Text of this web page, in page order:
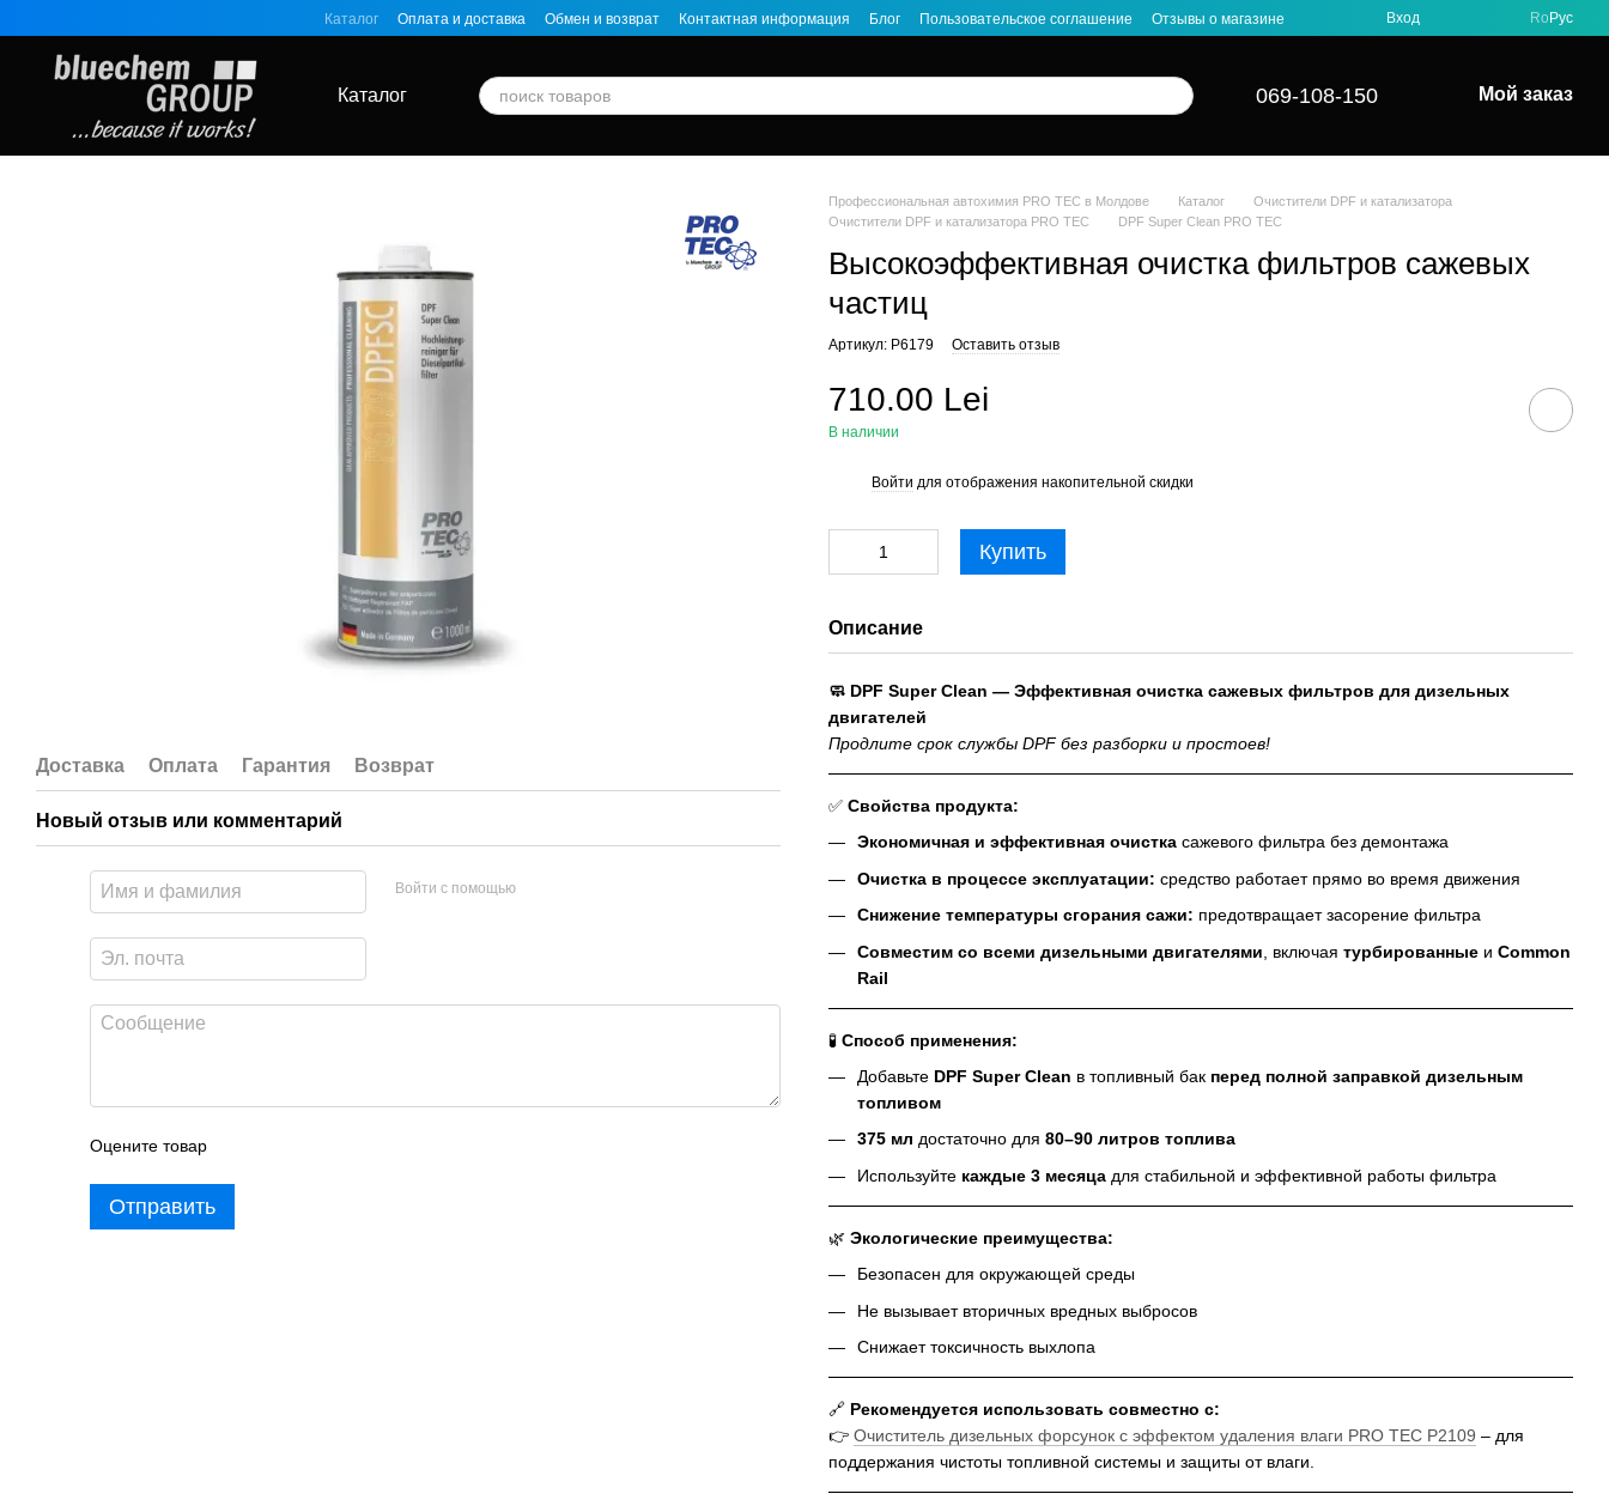
Каталог Оплата и доставка Обмен и возврат Контактная информация Блог Пользовательское соглашение Отзывы о магазине Вход Ro Рус
Каталог 069-108-150 Мой заказ
Доставка Оплата Гарантия Возврат
Новый отзыв или комментарий
Войти с помощью
Оцените товар
Отправить
Профессиональная автохимия PRO TEC в Молдове Каталог
Очистители DPF и катализатора
Очистители DPF и катализатора PRO TEC
DPF Super Clean PRO TEC
Высокоэффективная очистка фильтров сажевых
частиц
Артикул: P6179 Оставить отзыв
710.00 Lei
В наличии
Войти для отображения накопительной скидки
Купить
Описание
🧼 DPF Super Clean — Эффективная очистка сажевых фильтров для дизельных
двигателей
Продлите срок службы DPF без разборки и простоев!
✅ Свойства продукта:
Экономичная и эффективная очистка сажевого фильтра без демонтажа
Очистка в процессе эксплуатации: средство работает прямо во время движения
Снижение температуры сгорания сажи: предотвращает засорение фильтра
Совместим со всеми дизельными двигателями , включая турбированные и Common
Rail
🧪 Способ применения:
Добавьте DPF Super Clean в топливный бак перед полной заправкой дизельным
топливом
375 мл достаточно для 80–90 литров топлива
Используйте каждые 3 месяца для стабильной и эффективной работы фильтра
🌿 Экологические преимущества:
Безопасен для окружающей среды
Не вызывает вторичных вредных выбросов
Снижает токсичность выхлопа
🔗 Рекомендуется использовать совместно с:
👉 Очиститель дизельных форсунок с эффектом удаления влаги PRO TEC P2109 – для
поддержания чистоты топливной системы и защиты от влаги.